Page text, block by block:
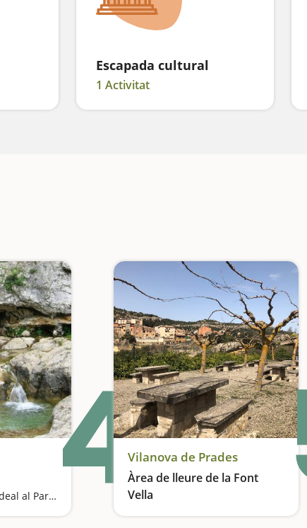
Escapada cultural
1 Activitat
Una piscina natural ideal al Parc Natural del Montsant4Vilanova de Prades
Àrea de lleure de la Font
Vella
Pícnic amb vistes a les Muntanyes de Prades